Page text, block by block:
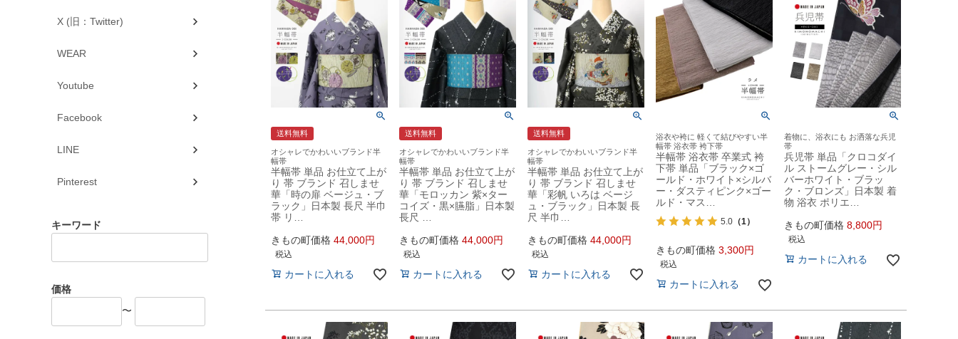
送料無料
オシャレでかわいいブランド半
幅帯
半幅帯 単品 お仕立て上が
り 帯 ブランド 召しませ
華「時の扉 ベージュ・ブ
ラック」日本製 長尺 半巾
帯 リ…
きもの町価格 44,000
税込
カートに入れる
送料無料
オシャレでかわいいブランド半
幅帯
半幅帯 単品 お仕立て上が
り 帯 ブランド 召しませ
華「モロッカン 紫×ター
コイズ・黒×臙脂」日本製
長尺 …
きもの町価格 44,000
税込
カートに入れる
送料無料
オシャレでかわいいブランド半
幅帯
半幅帯 単品 お仕立て上が
り 帯 ブランド 召しませ
華「彩帆 いろは ベージ
ュ・ブラック」日本製 長
尺 半巾…
きもの町価格 44,000
税込
カートに入れる
浴衣や袴に 軽くて結びやすい半
幅帯 浴衣帯 袴下帯
半幅帯 浴衣帯 卒業式 袴
下帯 単品「ブラック×ゴ
ールド・ホワイト×シルバ
ー・ダスティピンク×ゴー
ルド・マス…
5.0 （1）
きもの町価格 3,300
税込
カートに入れる
着物に、浴衣にも お洒落な兵児
帯
兵児帯 単品「クロコダイ
ル ストームグレー・シル
バーホワイト・ブラッ
ク・ブロンズ」日本製 着
物 浴衣 ポリエ…
きもの町価格 8,800
税込
カートに入れる
X (旧：Twitter)
WEAR
Youtube
Facebook
LINE
Pinterest
キーワード
価格
〜